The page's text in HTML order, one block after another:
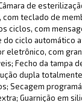
de
com teclado de
ciclos, com
do ciclo automático
eletrônico, com
Fecho da tampa
dupla
Secagem
Guarnição em